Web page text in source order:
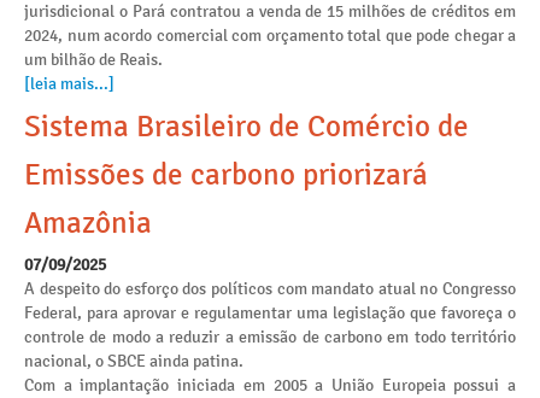
jurisdicional o Pará contratou a venda de 15 milhões de créditos em
2024, num acordo comercial com orçamento total que pode chegar a
um bilhão de Reais.
[leia mais...]
Sistema Brasileiro de Comércio de
Emissões de carbono priorizará
Amazônia
07/09/2025
A despeito do esforço dos políticos com mandato atual no Congresso
Federal, para aprovar e regulamentar uma legislação que favoreça o
controle de modo a reduzir a emissão de carbono em todo território
nacional, o SBCE ainda patina.
Com a implantação iniciada em 2005 a União Europeia possui a